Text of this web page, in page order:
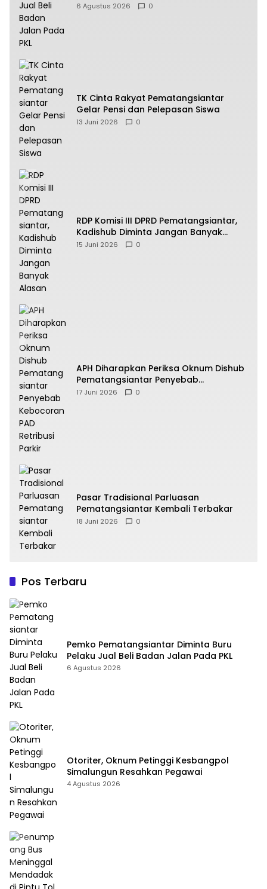
6 Agustus 2026 0
TK Cinta Rakyat Pematangsiantar
Gelar Pensi dan Pelepasan Siswa
13 Juni 2026 0
RDP Komisi III DPRD Pematangsiantar,
Kadishub Diminta Jangan Banyak
Alasan
15 Juni 2026 0
APH Diharapkan Periksa Oknum Dishub
Pematangsiantar Penyebab
Kebocoran PAD Retribusi Parkir
17 Juni 2026 0
Pasar Tradisional Parluasan
Pematangsiantar Kembali Terbakar
18 Juni 2026 0
Pos Terbaru
Pemko Pematangsiantar Diminta Buru
Pelaku Jual Beli Badan Jalan Pada PKL
6 Agustus 2026
Otoriter, Oknum Petinggi Kesbangpol
Simalungun Resahkan Pegawai
4 Agustus 2026